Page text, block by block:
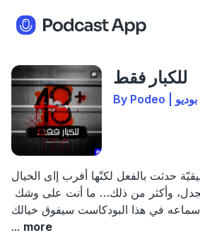
للكبار فقط
By Podeo | بوديو
سماعه في هذا البودكاست سيفوق خيالك
... more